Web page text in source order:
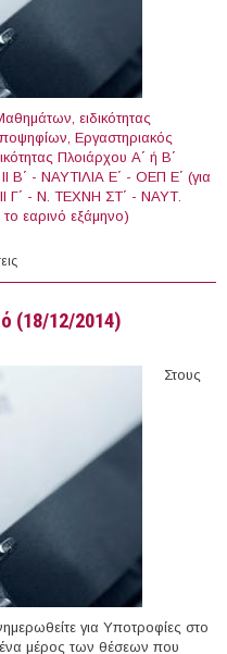
ειδικότητας
Εργαστηριακός
Πλοιάρχου Α΄ ή Β΄
B΄ - ΝΑΥΤΙΛΙΑ Ε΄ - ΟΕΠ Ε΄ (για
Γ΄ - Ν. ΤΕΧΝΗ ΣΤ΄ - ΝΑΥΤ.
εαρινό εξάμηνο)
Εργασίας στην Ακαδημία
(ΑΕΝ)
(18/12/2014)
Στους
για Υποτροφίες στο
ένα μέρος των θέσεων που